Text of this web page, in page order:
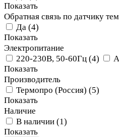
Показать
Обратная связь по датчику
Да (4)
Показать
Электропитание
220-230В, 50-60Гц (4)
Показать
Производитель
Термопро (Россия) (5)
Показать
Наличие
В наличии (1)
Показать